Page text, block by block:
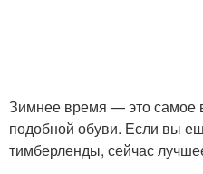
Зимнее время — это самое
подобной обуви. Если вы
тимберленды, сейчас